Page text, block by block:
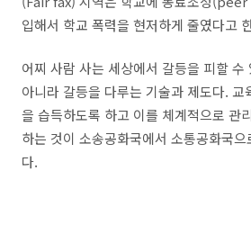
입해서 학교 폭력을 현저하게 줄였다고
어찌 사람 사는 세상에서 갈등을 피할 수
아니라 갈등을 다루는 기술과 제도다. 교
을 습득하도록 하고 이를 체계적으로 관
하는 것이 소송공화국에서 소통공화국
다.